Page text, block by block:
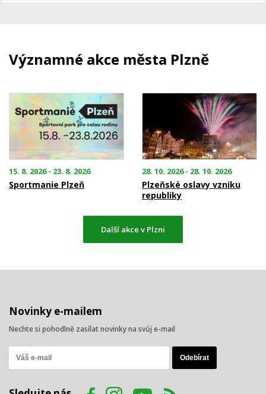
Významné akce města Plzně
15. 8. 2026 - 23. 8. 2026
Sportmanie Plzeň
28. 10. 2026 - 28. 10. 2026
Plzeňské oslavy vzniku
republiky
Další akce v Plzni
Novinky e-mailem
Nechte si pohodlně zasílat novinky na svůj e-mail